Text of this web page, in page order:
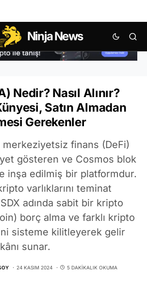
Ninja News
Nedir? Nasıl Alınır?
Satın Almadan
Gerekenler
merkeziyetsiz finans (DeFi)
gösteren ve Cosmos blok
inşa edilmiş bir platformdur.
varlıklarını teminat
adında sabit bir kripto
borç alma ve farklı kripto
sisteme kilitleyerek gelir
sunar.
24 KASIM 2024
5 DAKIKALIK OKUMA